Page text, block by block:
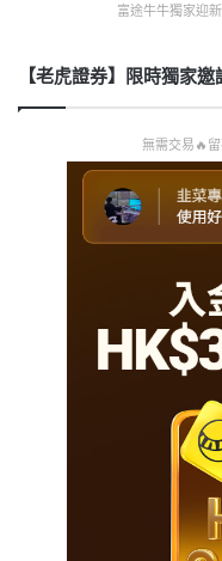
富途牛牛獨家迎
【老虎證券】限時獨家
無需交易🔥